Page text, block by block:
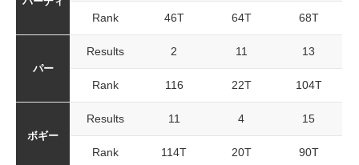
Rank 46T 64T 68T
パー
Results 2 11 13
Rank 116 22T 104T
ボギー
Results 11 4 15
Rank 114T 20T 90T